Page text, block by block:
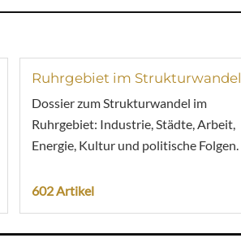
Ruhrgebiet im Strukturwandel
Dossier zum Strukturwandel im
Ruhrgebiet: Industrie, Städte, Arbeit,
Energie, Kultur und politische Folgen.
602 Artikel